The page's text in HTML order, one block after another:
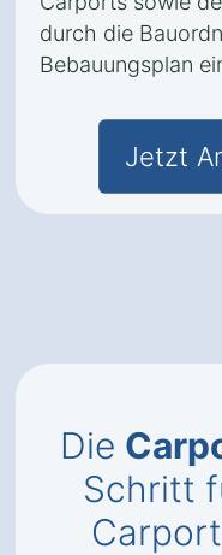
durch die
Bebauungsplan
Jetzt
Die
Schritt